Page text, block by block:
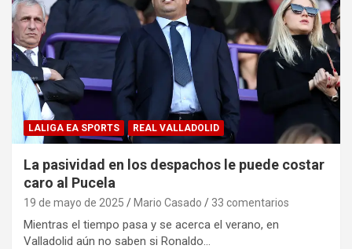
LALIGA EA SPORTS REAL VALLADOLID
La pasividad en los despachos le puede costar
caro al Pucela
19 de mayo de 2025 Mario Casado 33 comentarios
Mientras el tiempo pasa y se acerca el verano, en
Valladolid aún no saben si Ronaldo…